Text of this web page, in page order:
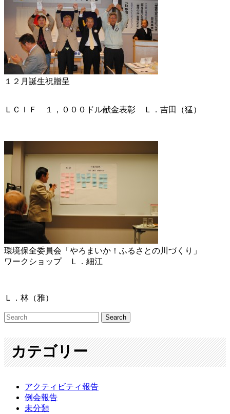
１
２
１
９
回
例
会
１２月誕生祝贈呈
ＬＣＩＦ １，０００ドル献金表彰 Ｌ．吉田（猛）
環境保全委員会「やろまいか！ふるさとの川づくり」
ワークショップ Ｌ．細江
Ｌ．林（雅）
カテゴリー
アクティビティ報告
例会報告
未分類